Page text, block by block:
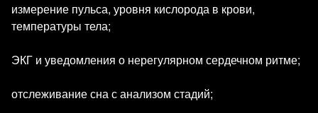
измерение пульса, уровня кислорода в крови,
температуры тела;
ЭКГ и уведомления о нерегулярном сердечном ритме;
отслеживание сна с анализом стадий;